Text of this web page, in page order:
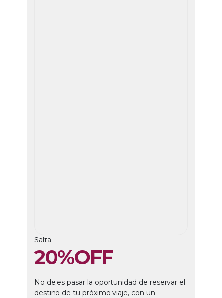
Salta
20%OFF
No dejes pasar la oportunidad de reservar el
destino de tu próximo viaje, con un